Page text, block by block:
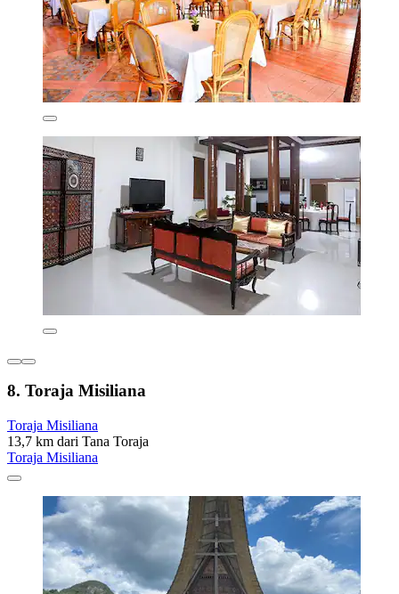
8. Toraja Misiliana
Toraja Misiliana
13,7 km dari Tana Toraja
Toraja Misiliana